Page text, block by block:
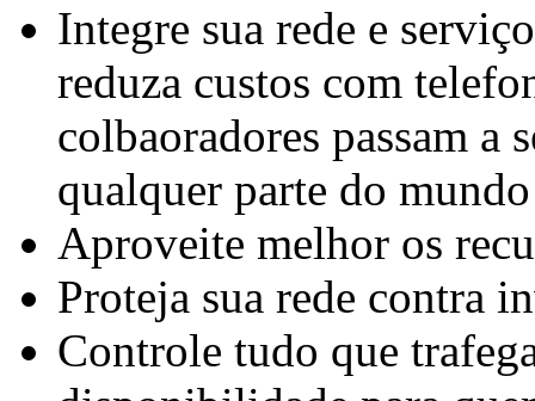
Integre sua rede e
reduza custos com
colbaoradores passam a
qualquer parte do
Aproveite melhor os
Proteja sua rede contra
Controle tudo que